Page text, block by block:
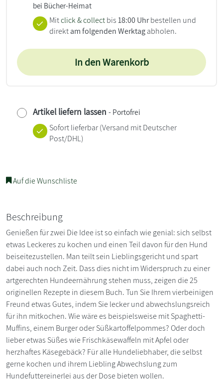
bei Bücher-Heimat
Mitclick & collect bis18:00 Uhrbestellen und
direktam folgenden Werktagabholen.
In den Warenkorb
Artikel liefern lassen - Portofrei
Sofort lieferbar(Versand mit Deutscher
Post/DHL)
Auf die Wunschliste
Beschreibung
Genießen für zwei Die Idee ist so einfach wie genial: sich selbst
etwas Leckeres zu kochen und einen Teil davon für den Hund
beiseitezustellen. Man teilt sein Lieblingsgericht und spart
dabei auch noch Zeit. Dass dies nicht im Widerspruch zu einer
artgerechten Hundeernährung stehen muss, zeigen die 25
originellen Rezepte in diesem Buch. Tun Sie Ihrem vierbeinigen
Freund etwas Gutes, indem Sie lecker und abwechslungsreich
für ihn mitkochen. Wie wäre es beispielsweise mit Spaghetti-
Muffins, einem Burger oder Süßkartoffelpommes? Oder doch
lieber etwas Süßes wie Frischkäsewaffeln mit Apfel oder
herzhaftes Käsegebäck? Für alle Hundeliebhaber, die selbst
gerne kochen und ihrem Liebling Abwechslung zum
Hundefuttereinerlei aus der Dose bieten wollen.